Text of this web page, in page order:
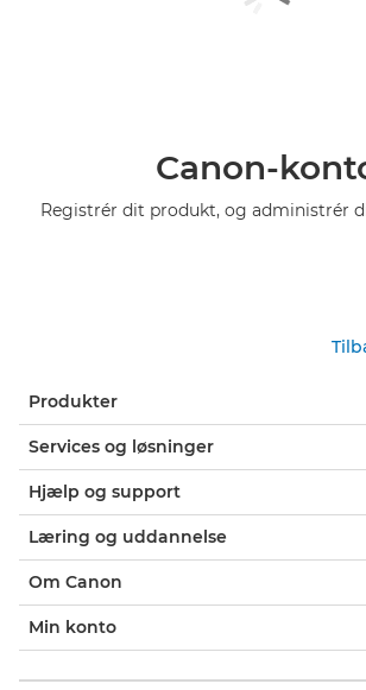
Canon-
Registrér dit produkt, og administrér
Produkter
Services og løsninger
Hjælp og support
Læring og uddannelse
Om Canon
Min konto